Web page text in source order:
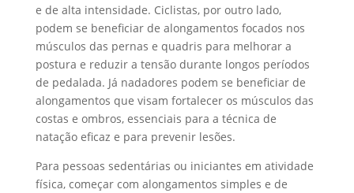
e de alta intensidade. Ciclistas, por outro lado,
podem se beneficiar de alongamentos focados nos
músculos das pernas e quadris para melhorar a
postura e reduzir a tensão durante longos períodos
de pedalada. Já nadadores podem se beneficiar de
alongamentos que visam fortalecer os músculos das
costas e ombros, essenciais para a técnica de
natação eficaz e para prevenir lesões.
Para pessoas sedentárias ou iniciantes em atividade
física, começar com alongamentos simples e de